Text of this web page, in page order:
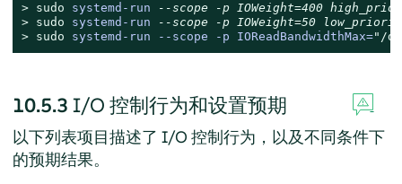
> sudo systemd-run
--scope -p IOWeight=400
> sudo systemd-run
--scope -p IOWeight=50
> sudo systemd-run --scope -p IOReadBandwidthMax="/
10.5.3 I/O 控制行为和设置预期
以下列表项目描述了 I/O 控制行为，以及不同条件下
的预期结果。